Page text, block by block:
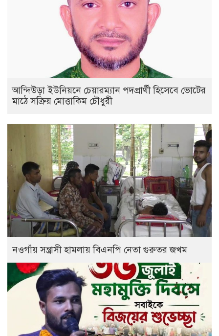
আন্দিউড়া ইউনিয়নে চেয়ারম্যান পদপ্রার্থী হিসেবে ভোটের
মাঠে সক্রিয় মোত্তাকিম চৌধুরী
নওগাঁয় সন্ত্রাসী হামলায় বিএনপি নেতা গুরুতর জখম